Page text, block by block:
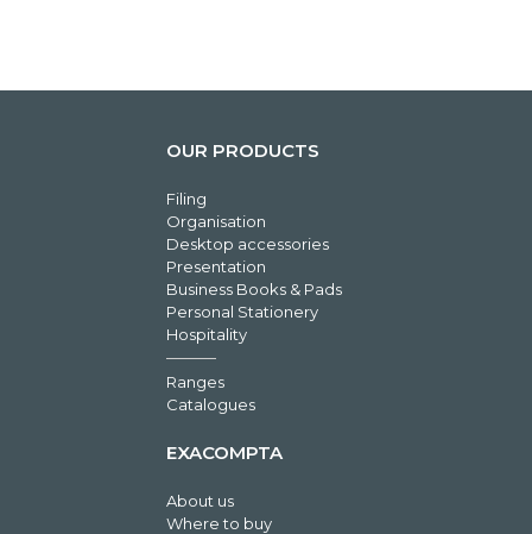
OUR PRODUCTS
Filing
Organisation
Desktop accessories
Presentation
Business Books & Pads
Personal Stationery
Hospitality
Ranges
Catalogues
EXACOMPTA
About us
Where to buy